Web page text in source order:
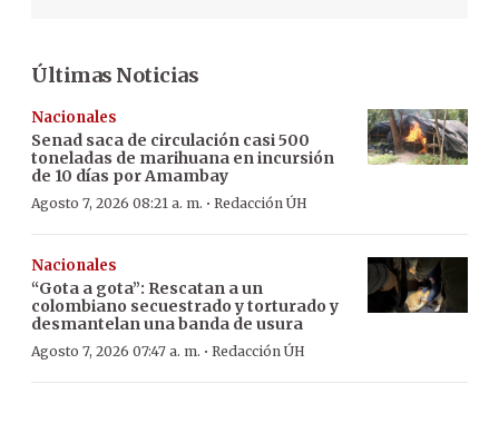
Últimas Noticias
Nacionales
Senad saca de circulación casi 500
toneladas de marihuana en incursión
de 10 días por Amambay
Agosto 7, 2026 08:21 a. m. · Redacción ÚH
Nacionales
“Gota a gota”: Rescatan a un
colombiano secuestrado y torturado y
desmantelan una banda de usura
Agosto 7, 2026 07:47 a. m. · Redacción ÚH